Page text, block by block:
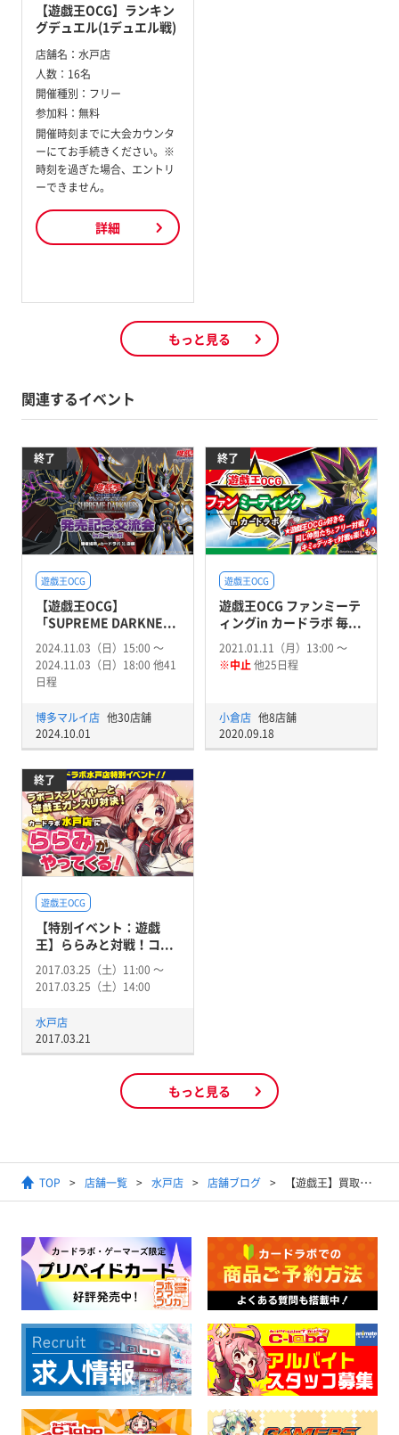
【遊戯王OCG】ランキン
グデュエル(1デュエル戦)
店舗名： 水戸店
人数： 16名
開催種別： フリー
参加料： 無料
開催時刻までに大会カウンタ
ーにてお手続きください。※
時刻を過ぎた場合、エントリ
ーできません。
詳細
もっと見る
関連するイベント
終了
遊戯王OCG
【遊戯王OCG】
「SUPREME DARKNE...
2024.11.03（日）15:00 〜
2024.11.03（日）18:00 他41
日程
博多マルイ店 他30店舗
2024.10.01
終了
遊戯王OCG
遊戯王OCG ファンミーテ
ィングin カードラボ 毎...
2021.01.11（月）13:00 〜
※中止他25日程
小倉店 他8店舗
2020.09.18
終了
遊戯王OCG
【特別イベント：遊戯
王】ららみと対戦！コ...
2017.03.25（土）11:00 〜
2017.03.25（土）14:00
水戸店
2017.03.21
もっと見る
TOP 店舗一覧 水戸店 店舗ブログ 【遊戯王】買取リスト更新しました！【深淵の青眼龍：2500円買取！閃刀姫-ロゼ 20thシークレット 70000円買取など！】